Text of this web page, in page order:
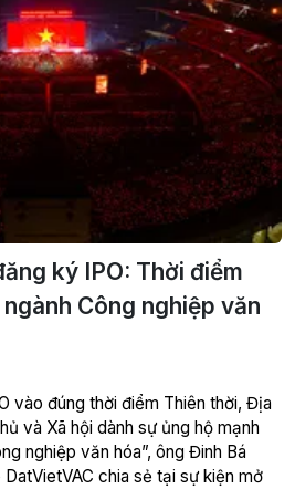
ký IPO: Thời điểm
Công nghiệp văn
vào đúng thời điểm Thiên thời, Địa
và Xã hội dành sự ủng hộ mạnh
nghiệp văn hóa”, ông Đinh Bá
chia sẻ tại sự kiện mở